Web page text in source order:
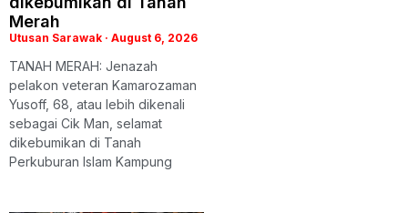
Merah
Utusan Sarawak August 6, 2026
TANAH MERAH: Jenazah
pelakon veteran Kamarozaman
Yusoff, 68, atau lebih dikenali
sebagai Cik Man, selamat
dikebumikan di Tanah
Perkuburan Islam Kampung